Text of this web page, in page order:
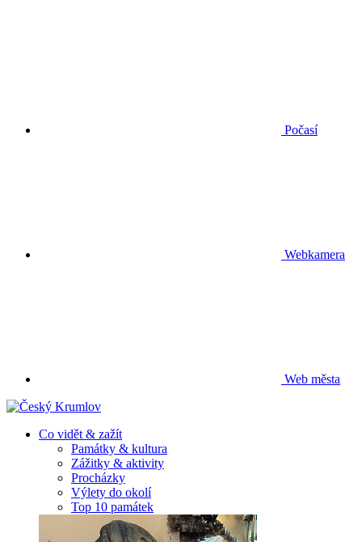
Počasí
Webkamera
Web města
Co vidět & zažít
Památky & kultura
Zážitky & aktivity
Procházky
Výlety do okolí
Top 10 památek